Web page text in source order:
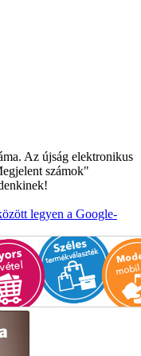
Az újság elektronikus
számok"
legyen a Google-